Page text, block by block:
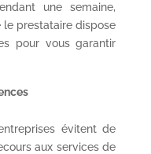
une semaine,
le prestataire dispose
pour vous garantir
évitent de
aux services de